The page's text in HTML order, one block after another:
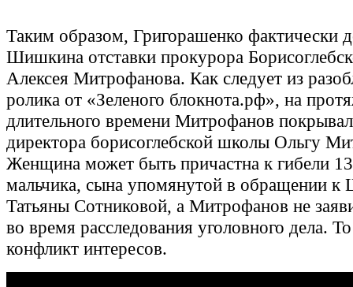
Таким образом, Григорашенко фактически
Шишкина отставки прокурора
Алексея Митрофанова. Как следует из
ролика от «Зеленого блокнота.рф», на
длительного времени Митрофанов
директора борисоглебской школы Ольгу
Женщина может быть причастна к гибели
мальчика, сына упомянутой в обращении
Татьяны Сотниковой, а Митрофанов не
во время расследования уголовного дела.
конфликт интересов.